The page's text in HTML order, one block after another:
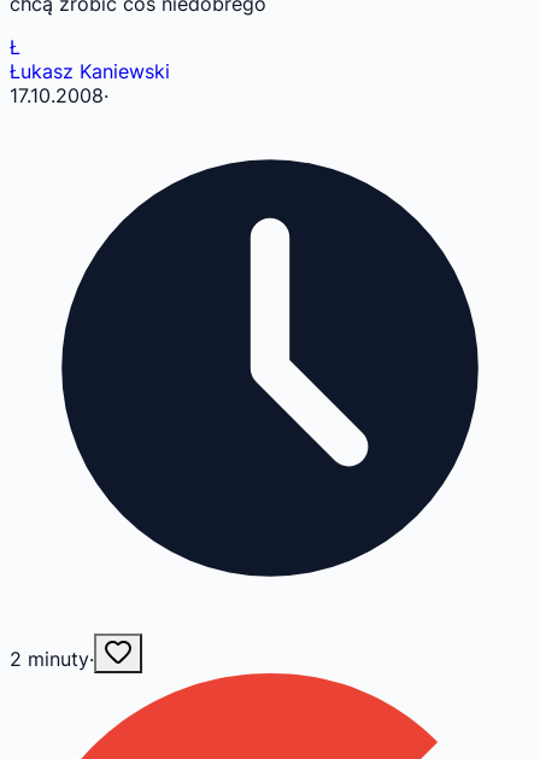
Ł
Łukasz Kaniewski
17.10.2008·
2 minuty·